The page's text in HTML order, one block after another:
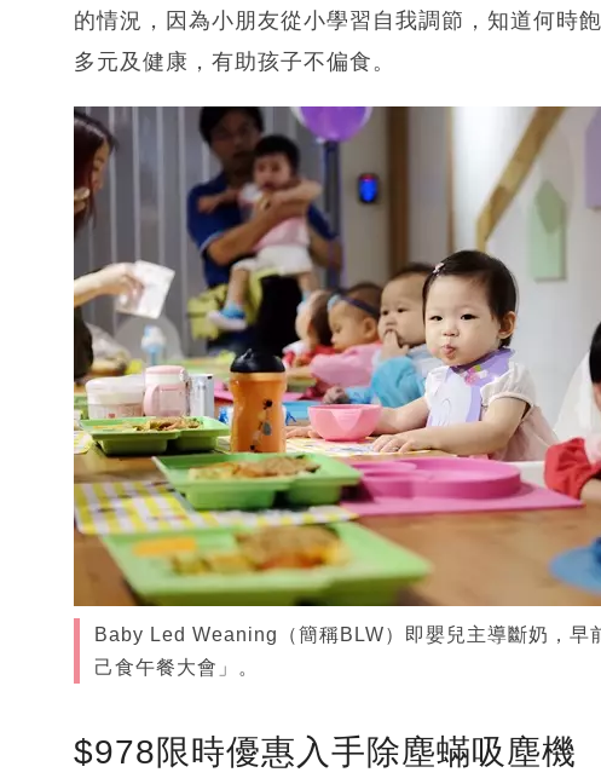
的情況，因為小朋友從小學習自我調節，知道何時
多元及健康，有助孩子不偏食。
Baby Led Weaning（簡稱BLW）即嬰兒主導斷奶，早
己食午餐大會」。
$978限時優惠入手除塵蟎吸塵機